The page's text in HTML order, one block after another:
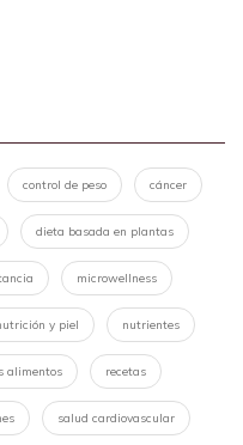
control de peso cáncer
dieta basada en plantas
microwellness
y piel nutrientes
alimentos recetas
salud cardiovascular